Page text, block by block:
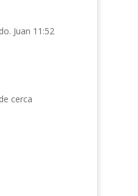
Juan 11:52
cerca